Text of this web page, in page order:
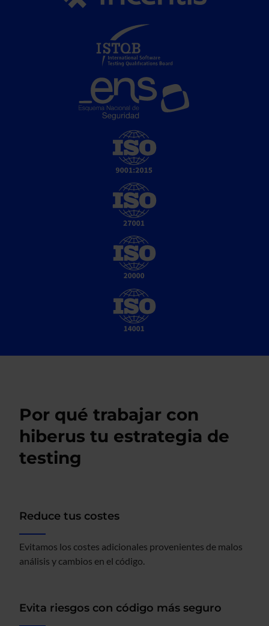
Por qué trabajar con
hiberus tu estrategia de
testing
Reduce tus costes
Evitamos los costes adicionales provenientes de malos
análisis y cambios en el código.
Evita riesgos con código más seguro